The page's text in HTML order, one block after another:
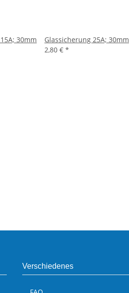
30mm
Glassicherung 25A; 30mm
2,80 € *
Verschiedenes